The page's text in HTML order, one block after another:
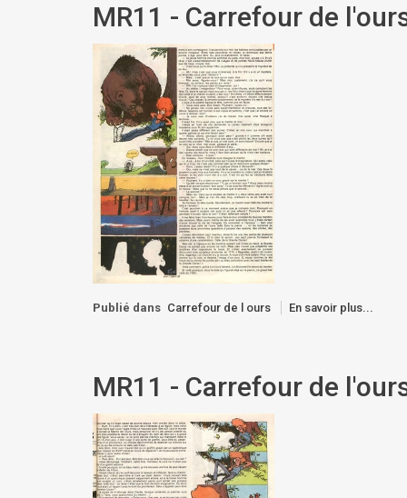
MR11 - Carrefour de
Publié dans Carrefour de l ours En savoir plus...
MR11 - Carrefour de